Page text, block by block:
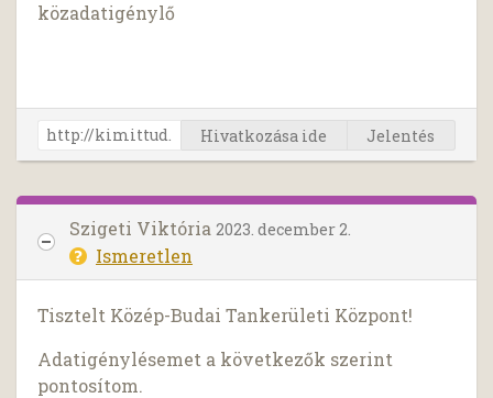
közadatigénylő
Hivatkozása ide Jelentés
Szigeti Viktória 2023. december 2.
Ismeretlen
Tisztelt Közép-Budai Tankerületi Központ!
Adatigénylésemet a következők szerint
pontosítom.